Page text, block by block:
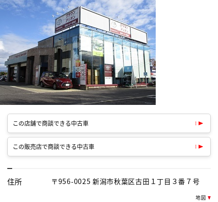
この店舗で商談できる中古車
この販売店で商談できる中古車
住所 〒956-0025 新潟市秋葉区古田１丁目３番７号
地図